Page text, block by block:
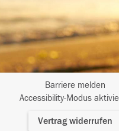
aufnehmen
Barriere melden
Accessibility-Modus
Vertrag widerrufen